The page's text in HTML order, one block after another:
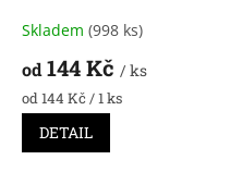
Skladem (998 ks)
od 144 Kč / ks
Měrná
cena:
od 144 Kč / 1 ks
DETAIL